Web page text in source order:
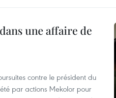
une affaire de
contre le président du
par actions Mekolor pour